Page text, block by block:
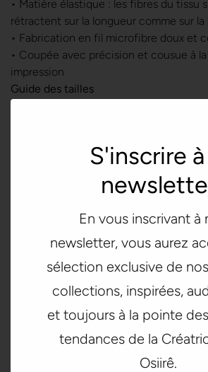
S'inscrire à
En vous inscrivant à
newsletter, vous aurez
sélection exclusive de
collections, inspirées,
et toujours à la pointe
tendances de la
Osiirê.
• Matière élastique : les fibres du tissu
rétractent sur la longueur comme sur la
• Fabrication en fil microfibre doux et
• Coupée avec précision et cousue à
impression
Guide des tailles
39 ⅜
POITRINE (cm)
84